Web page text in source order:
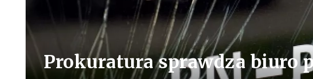
Prokuratura sprawdza biuro